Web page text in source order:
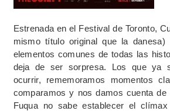
Estrenada en el Festival de Toronto,
mismo título original que la danesa)
elementos comunes de todas las
deja de ser sorpresa. Los que ya
ocurrir, rememoramos momentos
comparamos y nos damos cuenta de
Fuqua no sabe establecer el clímax